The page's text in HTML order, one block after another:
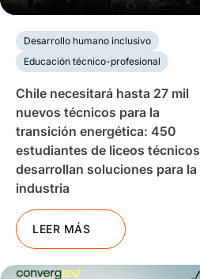
Desarrollo humano inclusivo
Educación técnico-profesional
Chile necesitará hasta 27 mil
nuevos técnicos para la
transición energética: 450
estudiantes de liceos técnicos
desarrollan soluciones para la
industria
LEER MÁS